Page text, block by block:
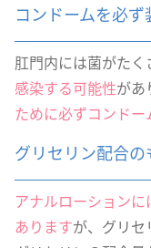
コンドームを必ず
肛門内には菌がたく
感染する可能性があ
ために必ずコンドー
グリセリン配合
アナルローション
ありますが、グリセ